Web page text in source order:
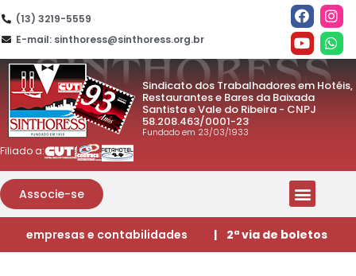
(13) 3219-5559
E-mail: sinthoress@sinthoress.org.br
Sindicato dos Trabalhadores em Hotéis,
Restaurantes e Bares da Baixada
Santista e Vale do Ribeira - CNPJ
58.208.463/0001-23
Fundado em 23/03/1933
Filiado a:
Associe-se
empresas e contabilidades | 2ª via de boletos